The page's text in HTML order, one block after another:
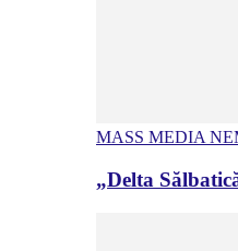
MASS MEDIA
„Delta